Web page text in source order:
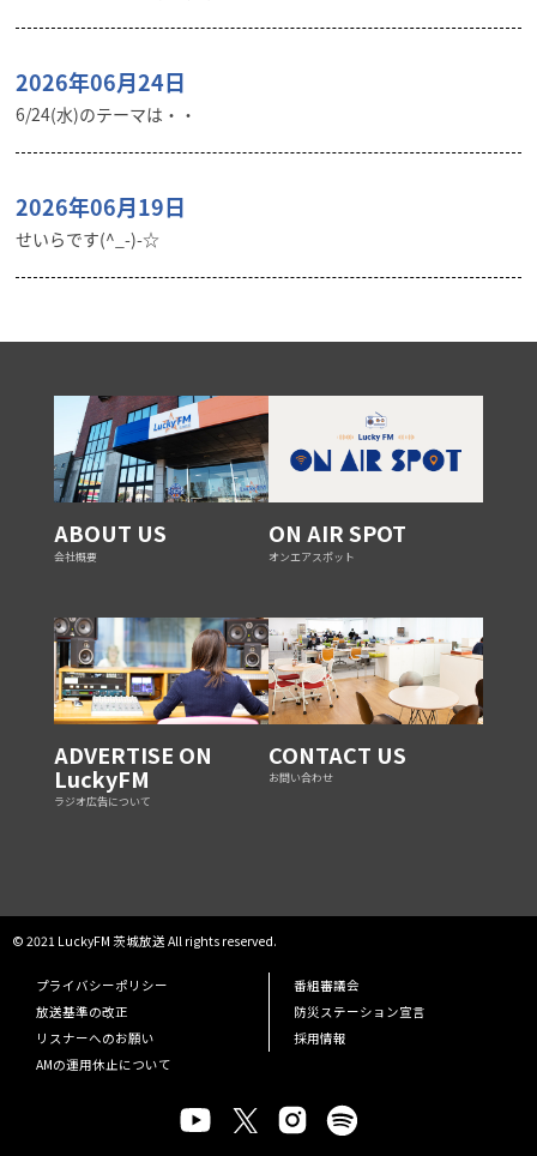
2026年06月24日
6/24(水)のテーマは・・
2026年06月19日
せいらです(^_-)-☆
ABOUT US
会社概要
ON AIR SPOT
オンエアスポット
ADVERTISE ON
LuckyFM
ラジオ広告について
CONTACT US
お問い合わせ
© 2021 LuckyFM 茨城放送 All rights reserved.
プライバシーポリシー
番組審議会
放送基準の改正
防災ステーション宣言
リスナーへのお願い
採用情報
AMの運用休止について